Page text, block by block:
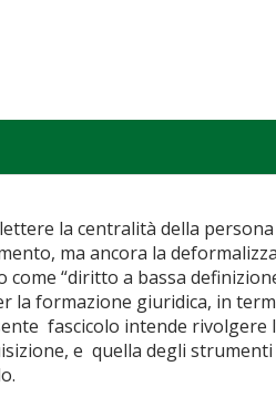
la centralità della
ma ancora la
“diritto a bassa
la formazione giuridica, in
fascicolo intende rivolgere
e quella degli strumenti